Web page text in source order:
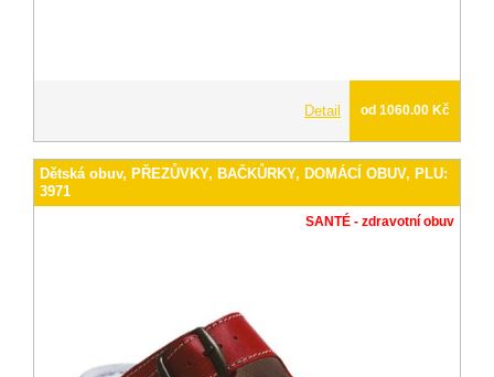
Detail od 1060.00 Kč
Dětská obuv, PŘEZŮVKY, BAČKŮRKY, DOMÁCÍ OBUV, PLU:
3971
SANTÉ - zdravotní obuv